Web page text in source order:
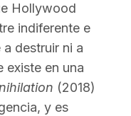
Hollywood
indiferente e
destruir ni a
existe en una
(2018)
y es